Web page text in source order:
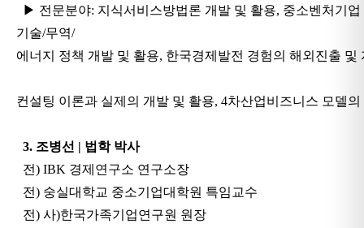
▶ 전문분야: 지식서비스방법론 개발 및 활용, 중소벤처기업
기술/무역/
에너지 정책 개발 및 활용, 한국경제발전 경험의 해외진출 및
컨설팅 이론과 실제의 개발 및 활용, 4차산업비즈니스 모델
3. 조병선 | 법학 박사
전) IBK 경제연구소 연구소장
전) 숭실대학교 중소기업대학원 특임교수
전) 사)한국가족기업연구원 원장